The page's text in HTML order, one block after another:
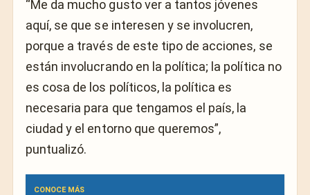
“Me da mucho gusto ver a tantos jóvenes
aquí, se que se interesen y se involucren,
porque a través de este tipo de acciones, se
están involucrando en la política; la política no
es cosa de los políticos, la política es
necesaria para que tengamos el país, la
ciudad y el entorno que queremos”,
puntualizó.
CONOCE MÁS